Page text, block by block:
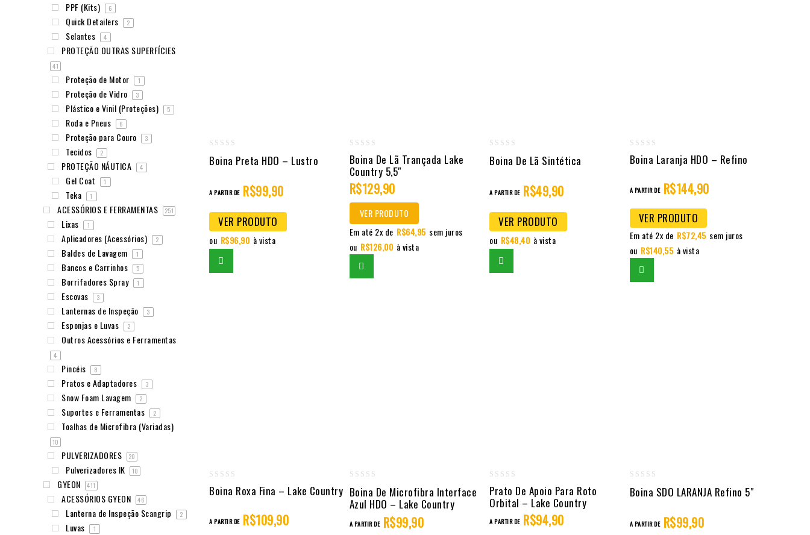
Boina Preta HDO – Lustro
A PARTIR DE R$99,90
VER PRODUTO
ou R$96,90 à vista
out
of
Boina De Lã Trançada Lake
Country 5,5″
R$129,90
VER PRODUTO
Em até 2x de R$64,95 sem juros
ou R$126,00 à vista
Boina De Lã Sintética
A PARTIR DE R$49,90
VER PRODUTO
ou R$48,40 à vista
Boina Laranja HDO – Refino
A PARTIR DE R$144,90
VER PRODUTO
Em até 2x de R$72,45 sem juros
ou R$140,55 à vista
Boina Roxa Fina – Lake Country
A PARTIR DE R$109,90
out
Boina De Microfibra Interface
Azul HDO – Lake Country
A PARTIR DE R$99,90
out
Prato De Apoio Para Roto
Orbital – Lake Country
A PARTIR DE R$94,90
Boina SDO LARANJA Refino 5″
A PARTIR DE R$99,90
PPF (Kits) 6
Quick Detailers 2
Selantes 4
PROTEÇÃO OUTRAS SUPERFÍCIES
41
Proteção de Motor 1
Proteção de Vidro 3
Plástico e Vinil (Proteções) 5
Roda e Pneus 6
Proteção para Couro 3
Tecidos 2
PROTEÇÃO NÁUTICA 4
Gel Coat 1
Teka 1
ACESSÓRIOS E FERRAMENTAS 251
Lixas 1
Aplicadores (Acessórios) 2
Baldes de Lavagem 1
Bancos e Carrinhos 5
Borrifadores Spray 1
Escovas 3
Lanternas de Inspeção 3
Esponjas e Luvas 2
Outros Acessórios e Ferramentas
4
Pincéis 8
Pratos e Adaptadores 3
Snow Foam Lavagem 2
Suportes e Ferramentas 2
Toalhas de Microfibra (Variadas)
10
PULVERIZADORES 20
Pulverizadores IK 10
GYEON 411
ACESSÓRIOS GYEON 46
Lanterna de Inspeção Scangrip 2
Luvas 1